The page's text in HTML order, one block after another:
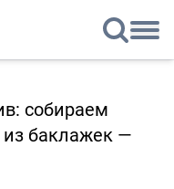
собираем
из баклажек —